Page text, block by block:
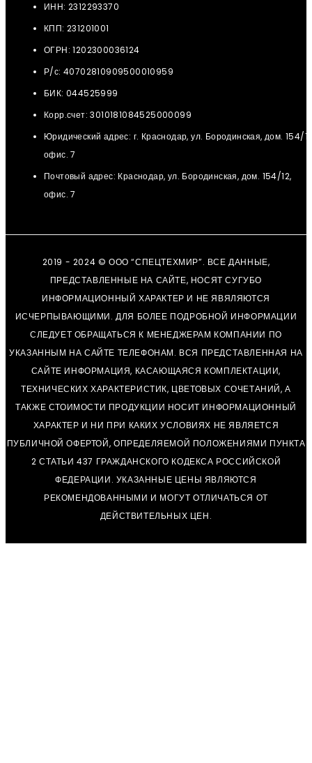
ИНН: 2312293370
КПП: 231201001
ОГРН: 1202300036124
Р/с: 40702810909500010959
БИК: 044525999
Корр.счет: 3010181084525000099
Юридический адрес: г. Краснодар, ул. Бородинская, дом. 154/
офис. 7
Почтовый адрес: Краснодар, ул. Бородинская, дом. 154/12,
офис. 7
2019 - 2024 © ООО “СПЕЦТЕХМИР”. ВСЕ ДАННЫЕ,
ПРЕДСТАВЛЕННЫЕ НА САЙТЕ, НОСЯТ СУГУБО
ИНФОРМАЦИОННЫЙ ХАРАКТЕР И НЕ ЯВЯЛЯЮТСЯ
ИСЧЕРПЫВАЮЩИМИ. ДЛЯ БОЛЕЕ ПОДРОБНОЙ ИНФОРМАЦИИ
СЛЕДУЕТ ОБРАЩАТЬСЯ К МЕНЕДЖЕРАМ КОМПАНИИ ПО
УКАЗАННЫМ НА САЙТЕ ТЕЛЕФОНАМ. ВСЯ ПРЕДСТАВЛЕННАЯ НА
САЙТЕ ИНФОРМАЦИЯ, КАСАЮЩАЯСЯ КОМПЛЕКТАЦИИ,
ТЕХНИЧЕСКИХ ХАРАКТЕРИСТИК, ЦВЕТОВЫХ СОЧЕТАНИЙ, А
ТАКЖЕ СТОИМОСТИ ПРОДУКЦИИ НОСИТ ИНФОРМАЦИОННЫЙ
ХАРАКТЕР И НИ ПРИ КАКИХ УСЛОВИЯХ НЕ ЯВЛЯЕТСЯ
ПУБЛИЧНОЙ ОФЕРТОЙ, ОПРЕДЕЛЯЕМОЙ ПОЛОЖЕНИЯМИ ПУНКТА
2 СТАТЬИ 437 ГРАЖДАНСКОГО КОДЕКСА РОССИЙСКОЙ
ФЕДЕРАЦИИ. УКАЗАННЫЕ ЦЕНЫ ЯВЛЯЮТСЯ
РЕКОМЕНДОВАННЫМИ И МОГУТ ОТЛИЧАТЬСЯ ОТ
ДЕЙСТВИТЕЛЬНЫХ ЦЕН.